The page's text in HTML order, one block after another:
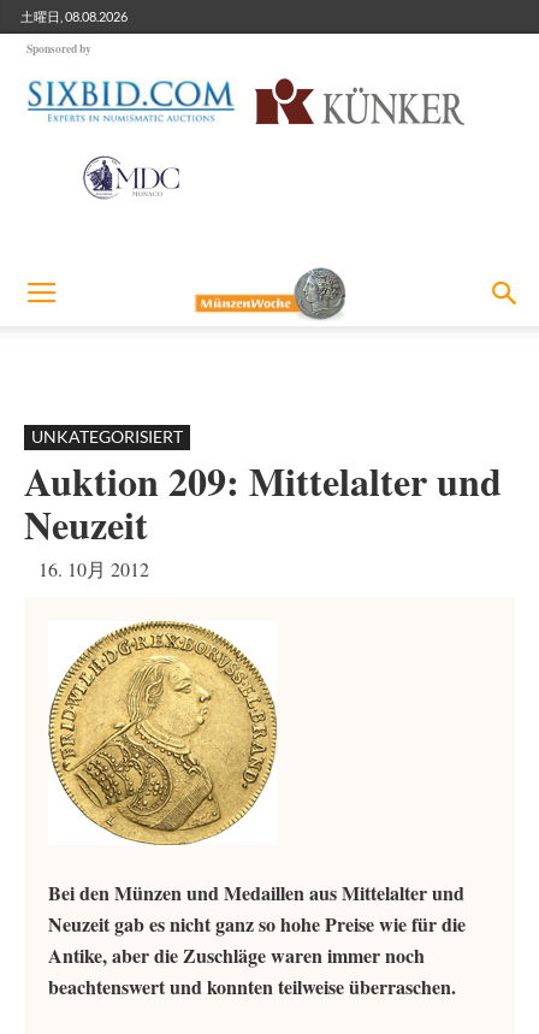
土曜日, 08.08.2026
Sponsored by
UNKATEGORISIERT
Auktion 209: Mittelalter und
Neuzeit
16. 10月 2012
Bei den Münzen und Medaillen aus Mittelalter und
Neuzeit gab es nicht ganz so hohe Preise wie für die
Antike, aber die Zuschläge waren immer noch
beachtenswert und konnten teilweise überraschen.